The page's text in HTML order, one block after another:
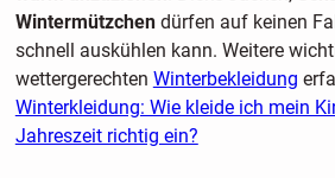
Wintermützchendürfen auf keinen
schnell auskühlen kann. Weitere
wettergerechten Winterbekleidung
Winterkleidung: Wie kleide ich mein
Jahreszeit richtig ein?